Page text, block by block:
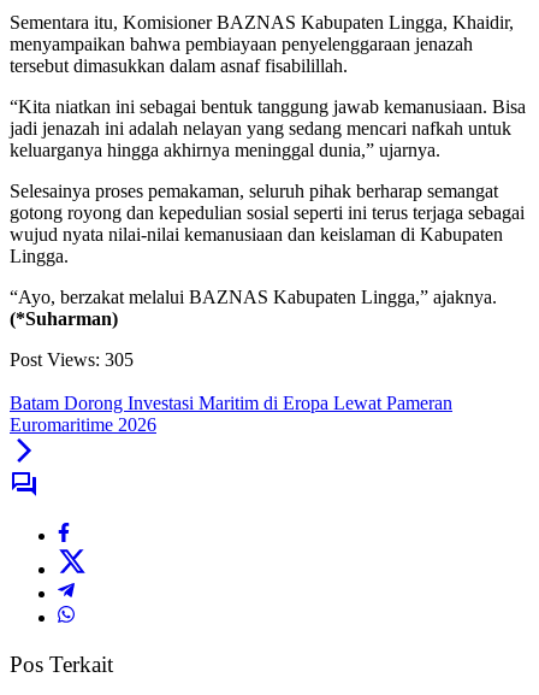
Sementara itu, Komisioner BAZNAS Kabupaten Lingga, Khaidir,
menyampaikan bahwa pembiayaan penyelenggaraan jenazah
tersebut dimasukkan dalam asnaf fisabilillah.
“Kita niatkan ini sebagai bentuk tanggung jawab kemanusiaan. Bisa
jadi jenazah ini adalah nelayan yang sedang mencari nafkah untuk
keluarganya hingga akhirnya meninggal dunia,” ujarnya.
Selesainya proses pemakaman, seluruh pihak berharap semangat
gotong royong dan kepedulian sosial seperti ini terus terjaga sebagai
wujud nyata nilai-nilai kemanusiaan dan keislaman di Kabupaten
Lingga.
“Ayo, berzakat melalui BAZNAS Kabupaten Lingga,” ajaknya.
(*Suharman)
Post Views: 305
Batam Dorong Investasi Maritim di Eropa Lewat Pameran
Euromaritime 2026
Pos Terkait